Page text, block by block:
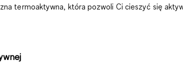
termoaktywna, która pozwoli Ci cieszyć się